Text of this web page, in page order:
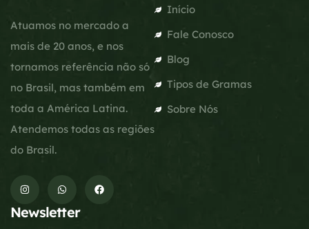
Atuamos no mercado a
mais de 20 anos, e nos
tornamos referência não só
no Brasil, mas também em
toda a América Latina.
Atendemos todas as regiões
do Brasil.
Início
Fale Conosco
Blog
Tipos de Gramas
Sobre Nós
Newsletter